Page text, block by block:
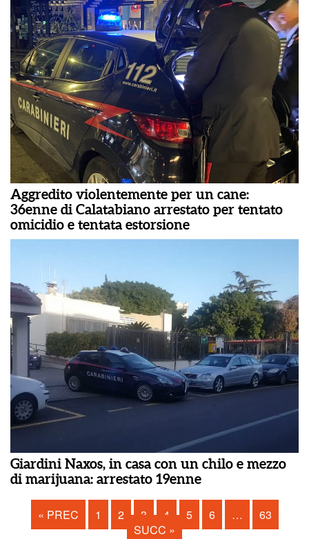
Aggredito violentemente per un cane:
36enne di Calatabiano arrestato per tentato
omicidio e tentata estorsione
Giardini Naxos, in casa con un chilo e mezzo
di marijuana: arrestato 19enne
« PREC 1 2 3 4 5 6 …
63
SUCC »